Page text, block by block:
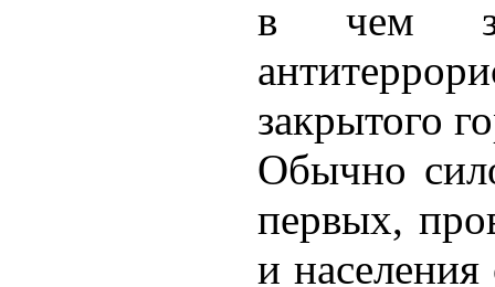
в чем
закрытого
Обычно
первых,
и населения